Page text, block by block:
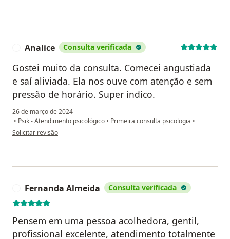
Analice Consulta verificada
Gostei muito da consulta. Comecei angustiada
e saí aliviada. Ela nos ouve com atenção e sem
pressão de horário. Super indico.
26 de março de 2024
• Psik - Atendimento psicológico • Primeira consulta psicologia •
na opinião do utilizador Analice
Solicitar revisão
Fernanda Almeida Consulta verificada
Pensem em uma pessoa acolhedora, gentil,
profissional excelente, atendimento totalmente